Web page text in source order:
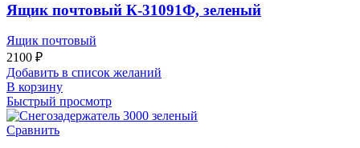
Ящик почтовый К-31091Ф, зеленый
Ящик почтовый
2100 ₽
Добавить в список желаний
В корзину
Быстрый просмотр
Сравнить